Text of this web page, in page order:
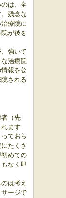
は、全
残念な
療院に
が後を
強いて
治療院
報を公
される
者（先
ます
ておら
たくさ
めての
なく即
は考え
サージで